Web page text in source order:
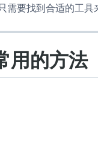
要找到合适的工具
用的方法